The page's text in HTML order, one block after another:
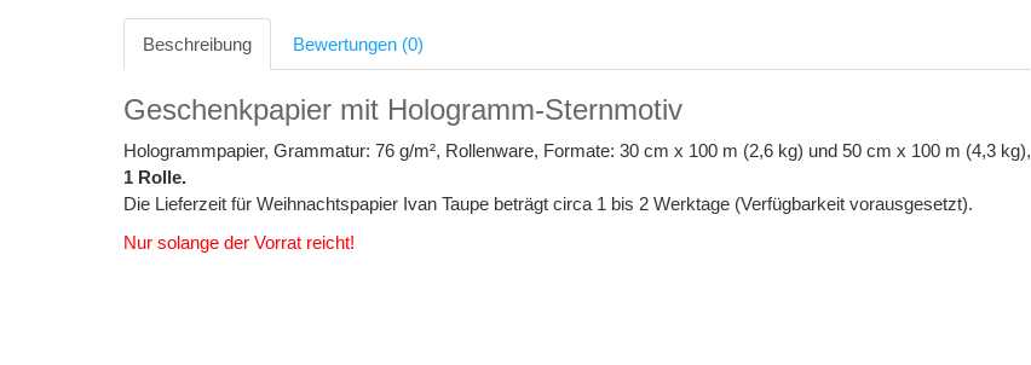
Beschreibung Bewertungen (0)
Geschenkpapier mit Hologramm-Sternmotiv
Hologrammpapier, Grammatur: 76 g/m², Rollenware, Formate: 30 cm x 100 m (2,6 kg) und 50 cm x 100 m (4,3 kg),
1 Rolle.
Die Lieferzeit für Weihnachtspapier Ivan Taupe beträgt circa 1 bis 2 Werktage (Verfügbarkeit vorausgesetzt).
Nur solange der Vorrat reicht!